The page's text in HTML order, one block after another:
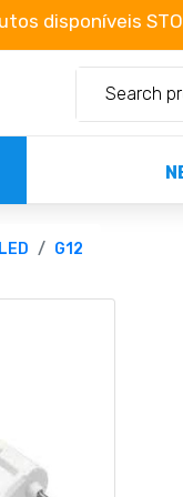
disponíveis
LED G12